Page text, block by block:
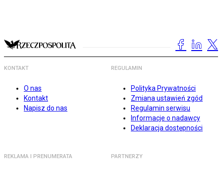
KONTAKT
O nas
Kontakt
Napisz do nas
REGULAMIN
Polityka Prywatności
Zmiana ustawień zgód
Regulamin serwisu
Informacje o nadawcy
Deklaracja dostępności
REKLAMA I PRENUMERATA PARTNERZY